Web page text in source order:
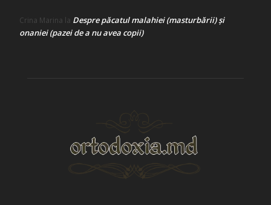
Crina Marina la Despre păcatul malahiei (masturbării) şi
onaniei (pazei de a nu avea copii)